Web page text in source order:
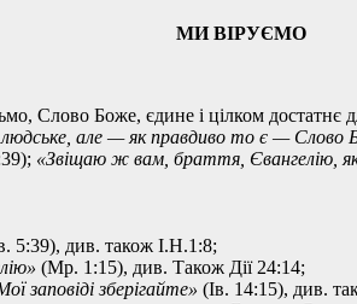
МИ ВІРУЄМО
Слово Боже, єдине і цілком достатнє
але — як правдиво то є — Слово
«Звіщаю ж вам, браття, Євангелію,
5:39), див. також І.Н.1:8;
(Мр. 1:15), див. Також Дії 24:14;
заповіді зберігайте» (Ів. 14:15), див.